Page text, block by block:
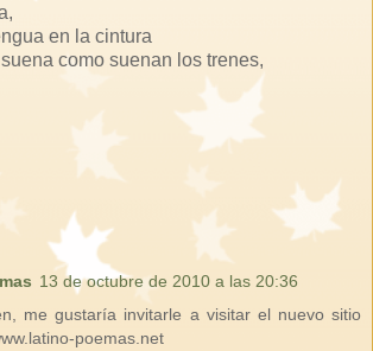
en la cintura
como suenan los trenes,
13 de octubre de 2010 a las 20:36
me gustaría invitarle a visitar el nuevo sitio
poemas.net